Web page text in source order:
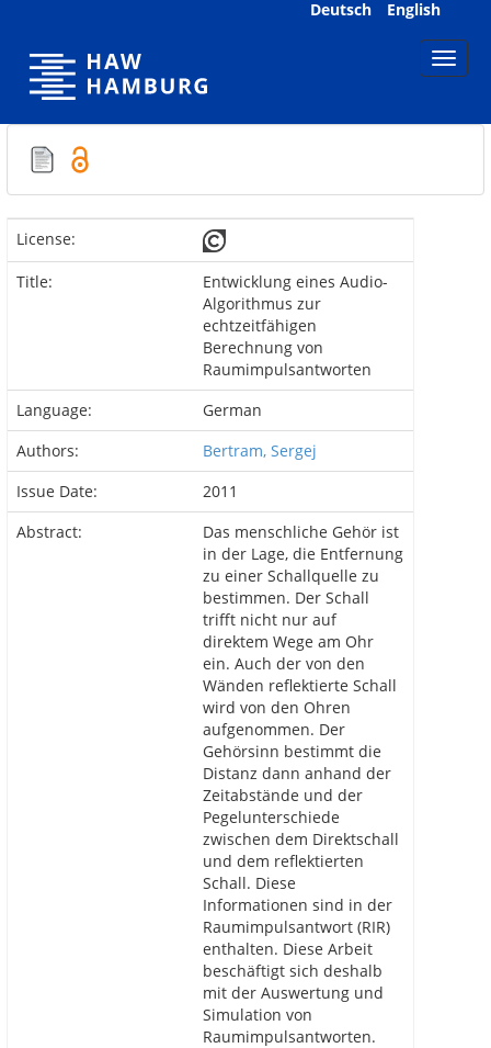
Deutsch English
License:
Title:
Entwicklung eines Audio-
Algorithmus zur
echtzeitfähigen
Berechnung von
Raumimpulsantworten
Language:
German
Authors:
Bertram, Sergej
Issue Date:
2011
Abstract:
Das menschliche Gehör ist
in der Lage, die Entfernung
zu einer Schallquelle zu
bestimmen. Der Schall
trifft nicht nur auf
direktem Wege am Ohr
ein. Auch der von den
Wänden reflektierte Schall
wird von den Ohren
aufgenommen. Der
Gehörsinn bestimmt die
Distanz dann anhand der
Zeitabstände und der
Pegelunterschiede
zwischen dem Direktschall
und dem reflektierten
Schall. Diese
Informationen sind in der
Raumimpulsantwort (RIR)
enthalten. Diese Arbeit
beschäftigt sich deshalb
mit der Auswertung und
Simulation von
Raumimpulsantworten.